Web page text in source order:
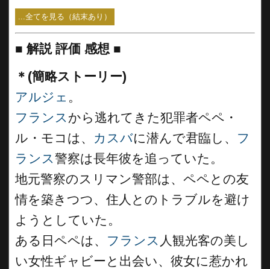
...全てを見る（結末あり）
■ 解説 評価 感想 ■
＊(簡略ストーリー)
アルジェ 。
フランス から逃れてきた犯罪者ペペ・
ル・モコは、 カスバに潜んで君臨し、 フ
ランス警察は長年彼を追っていた。
地元警察のスリマン警部は、ペペとの友
情を築きつつ、住人とのトラブルを避け
ようとしていた。
ある日ペペは、 フランス 人観光客の美し
い女性ギャビーと出会い、彼女に惹かれ